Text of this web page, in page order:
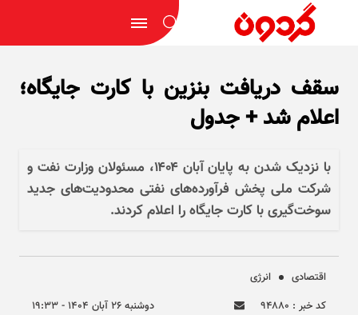
سقف دریافت بنزین با کارت جایگاه؛
اعلام شد + جدول
با نزدیک شدن به پایان آبان ۱۴۰۴، مسئولان وزارت نفت و
شرکت ملی پخش فرآورده‌های نفتی محدودیت‌های جدید
سوخت‌گیری با کارت جایگاه را اعلام کردند.
اقتصادی
انرژی
کد خبر : ۹۴۸۸۰
دوشنبه ۲۶ آبان ۱۴۰۴ - ۱۹:۳۳